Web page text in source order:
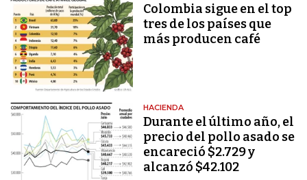
Colombia sigue en el top
tres de los países que
más producen café
HACIENDA
Durante el último año, el
precio del pollo asado se
encareció $2.729 y
alcanzó $42.102